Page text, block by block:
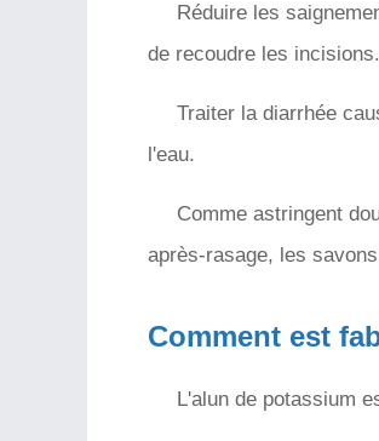
Réduire les
de recoudre les incisions.
Traiter la diarrhée
l'eau.
Comme astringent
après-rasage, les
Comment est
L'alun de potassium